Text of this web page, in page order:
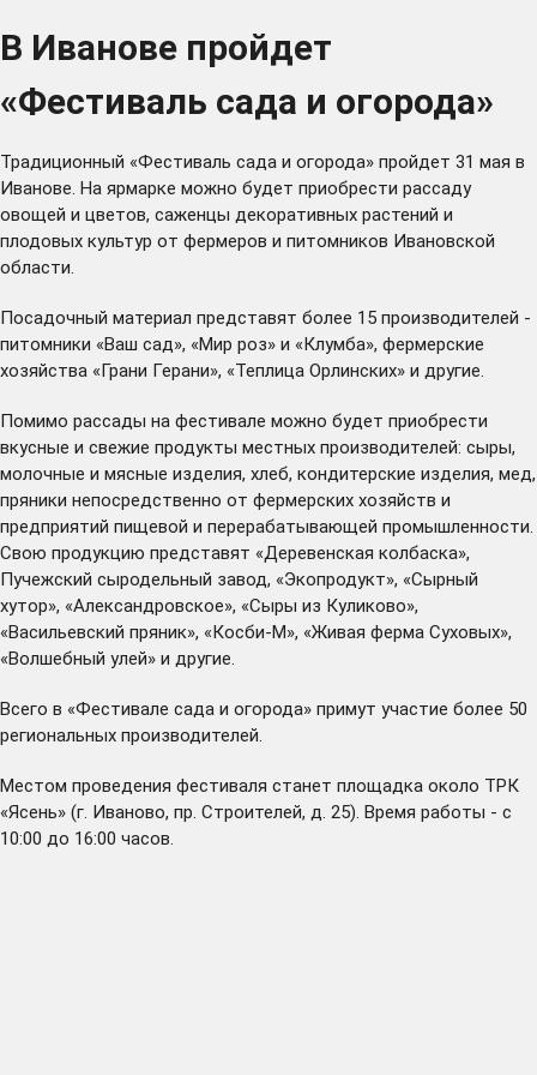
В Иванове пройдет
«Фестиваль сада и огорода»
Традиционный «Фестиваль сада и огорода» пройдет 31 мая в
Иванове. На ярмарке можно будет приобрести рассаду
овощей и цветов, саженцы декоративных растений и
плодовых культур от фермеров и питомников Ивановской
области.
Посадочный материал представят более 15 производителей -
питомники «Ваш сад», «Мир роз» и «Клумба», фермерские
хозяйства «Грани Герани», «Теплица Орлинских» и другие.
Помимо рассады на фестивале можно будет приобрести
вкусные и свежие продукты местных производителей: сыры,
молочные и мясные изделия, хлеб, кондитерские изделия, мед,
пряники непосредственно от фермерских хозяйств и
предприятий пищевой и перерабатывающей промышленности.
Свою продукцию представят «Деревенская колбаска»,
Пучежский сыродельный завод, «Экопродукт», «Сырный
хутор», «Александровское», «Сыры из Куликово»,
«Васильевский пряник», «Косби-М», «Живая ферма Суховых»,
«Волшебный улей» и другие.
Всего в «Фестивале сада и огорода» примут участие более 50
региональных производителей.
Местом проведения фестиваля станет площадка около ТРК
«Ясень» (г. Иваново, пр. Строителей, д. 25). Время работы - с
10:00 до 16:00 часов.